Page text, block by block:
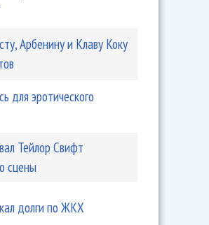
Арбенину и Клаву Коку
для эротического
Тейлор Свифт
сцены
долги по ЖКХ